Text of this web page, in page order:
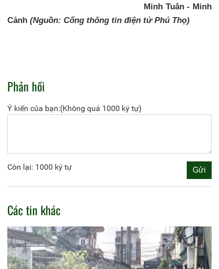
Minh Tuân - Minh
Cảnh (Nguồn: Cổng thông tin điện tử Phú Thọ)
Phản hồi
Ý kiến của bạn:(Không quá 1000 ký tự)
Còn lại: 1000 ký tự
Các tin khác